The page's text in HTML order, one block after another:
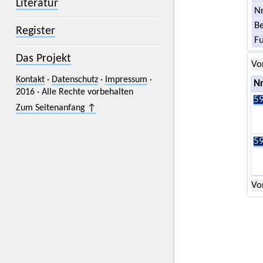
Literatur
Register
Das Projekt
Kontakt· Datenschutz· Impressum ·
2016 · Alle Rechte vorbehalten
Zum Seitenanfang ↑